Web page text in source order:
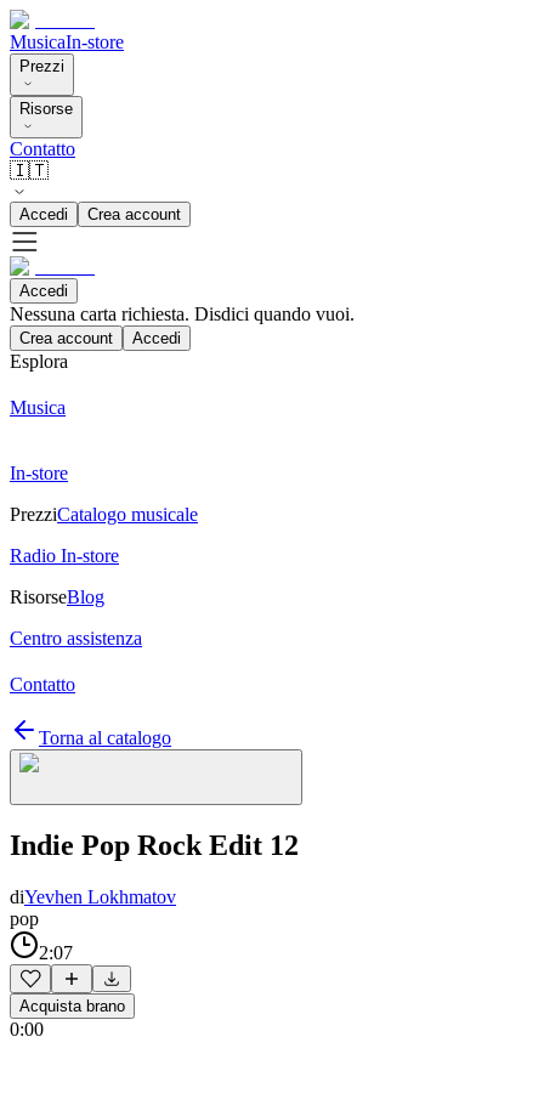
MusicaIn-store
Prezzi
Risorse
Contatto
🇮🇹
Accedi Crea account
Accedi
Nessuna carta richiesta. Disdici quando vuoi.
Crea account Accedi
Esplora
Musica
In-store
PrezziCatalogo musicale
Radio In-store
RisorseBlog
Centro assistenza
Contatto
Torna al catalogo
Indie Pop Rock Edit 12
diYevhen Lokhmatov
pop
2:07
Acquista brano
0:00